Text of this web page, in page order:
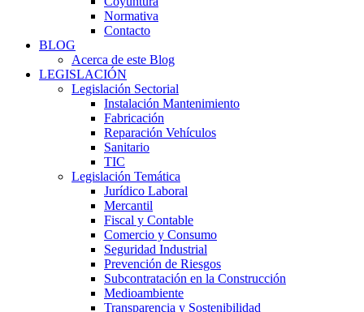
Normativa
Contacto
BLOG
Acerca de este Blog
LEGISLACIÓN
Legislación Sectorial
Instalación Mantenimiento
Fabricación
Reparación Vehículos
Sanitario
TIC
Legislación Temática
Jurídico Laboral
Mercantil
Fiscal y Contable
Comercio y Consumo
Seguridad Industrial
Prevención de Riesgos
Subcontratación en la Construcción
Medioambiente
Transparencia y Sostenibilidad